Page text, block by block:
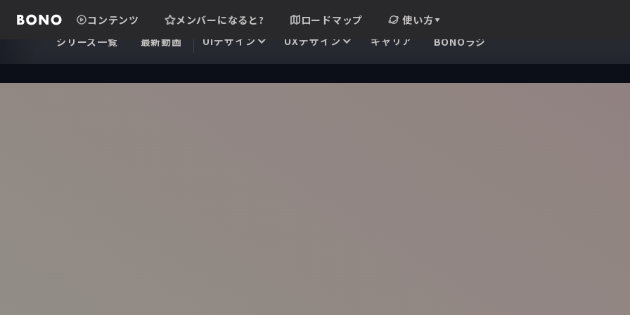
コンテンツ メンバーになると? ロードマップ
使い方
シリーズ一覧
最新動画 UIデザイン UXデザイン キャリア BONOラジ